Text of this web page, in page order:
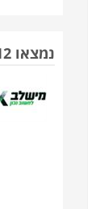
מעבר
דודים
רוצה
אפילו
נמצאו 12 קורסים